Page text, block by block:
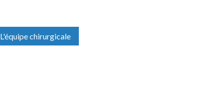
L'équipe chirurgicale